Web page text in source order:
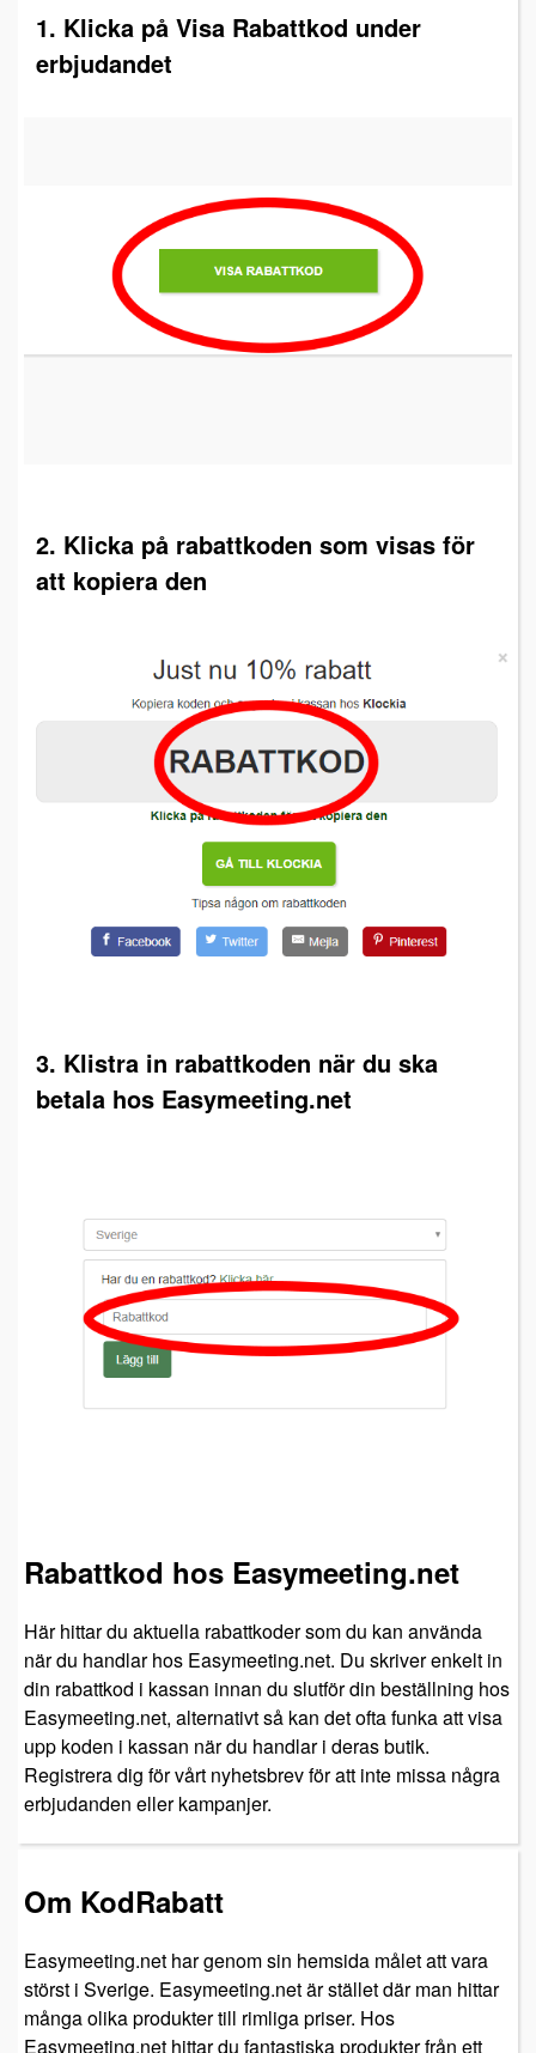
1. Klicka på Visa Rabattkod under
erbjudandet
2. Klicka på rabattkoden som visas för
att kopiera den
3. Klistra in rabattkoden när du ska
betala hos Easymeeting.net
Rabattkod hos Easymeeting.net
Här hittar du aktuella rabattkoder som du kan använda
när du handlar hos Easymeeting.net. Du skriver enkelt in
din rabattkod i kassan innan du slutför din beställning hos
Easymeeting.net, alternativt så kan det ofta funka att visa
upp koden i kassan när du handlar i deras butik.
Registrera dig för vårt nyhetsbrev för att inte missa några
erbjudanden eller kampanjer.
Om KodRabatt
Easymeeting.net har genom sin hemsida målet att vara
störst i Sverige. Easymeeting.net är stället där man hittar
många olika produkter till rimliga priser. Hos
Easymeeting.net hittar du fantastiska produkter från ett